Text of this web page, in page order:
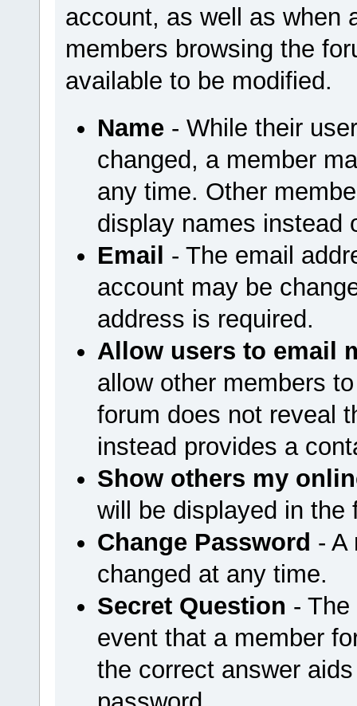
account, as well as when
members browsing the
available to be modified.
Name- While their
changed, a member
any time. Other
display names instead
Email - The email
account may be
address is required.
Allow users to email
allow other members
forum does not reveal
instead provides a
Show others my
will be displayed in
Change Password - A
changed at any time.
Secret Question -
event that a member
the correct answer